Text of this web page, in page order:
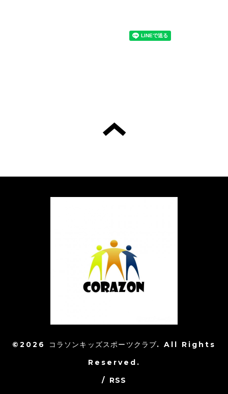
©2026 コラソンキッズスポーツクラブ. All Rights
Reserved.
/ RSS